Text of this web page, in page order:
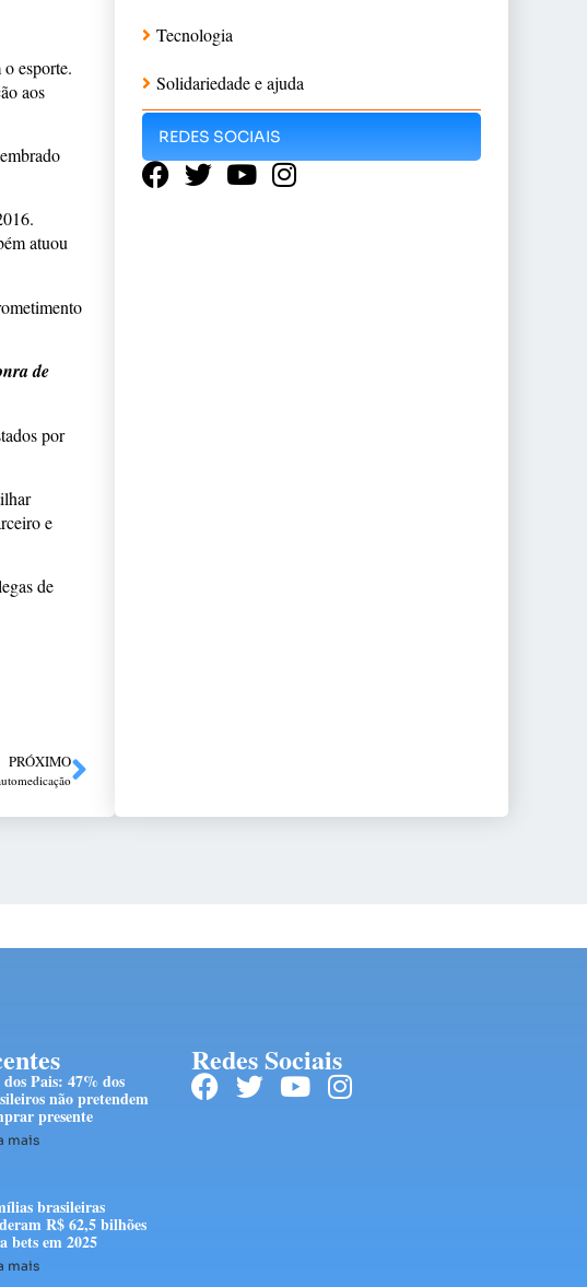
esporte.
aos
atuou
de
por
e
de
PRÓXIMO
Tecnologia
Solidariedade e ajuda
REDES SOCIAIS
Pais: 47% dos
não pretendem
presente
mais
brasileiras
R$ 62,5 bilhões
bets em 2025
mais
Redes Sociais